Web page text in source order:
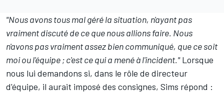
"Nous avons tous mal géré la situation, n'ayant pas
vraiment discuté de ce que nous allions faire. Nous
n'avons pas vraiment assez bien communiqué, que ce soit
moi ou l'équipe ; c'est ce qui a mené à l'incident."Lorsque
nous lui demandons si, dans le rôle de directeur
d'équipe, il aurait imposé des consignes, Sims répond :